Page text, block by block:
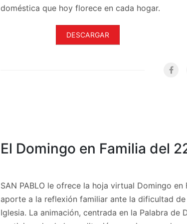
doméstica que hoy florece en cada hogar.
DESCARGAR
El Domingo en Familia del
SAN PABLO le ofrece la hoja virtual Domingo
aporte a la reflexión familiar ante la dificultad
Iglesia. La animación, centrada en la Palabra de